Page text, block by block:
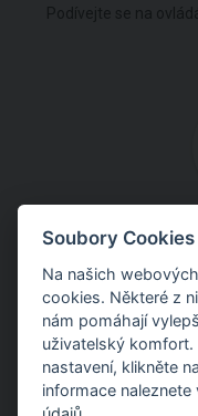
Stáhněte si manuály
Soubory Cookies
Na našich
cookies. Některé z
nám pomáhají
uživatelský
nastavení, klikněte
informace naleznete